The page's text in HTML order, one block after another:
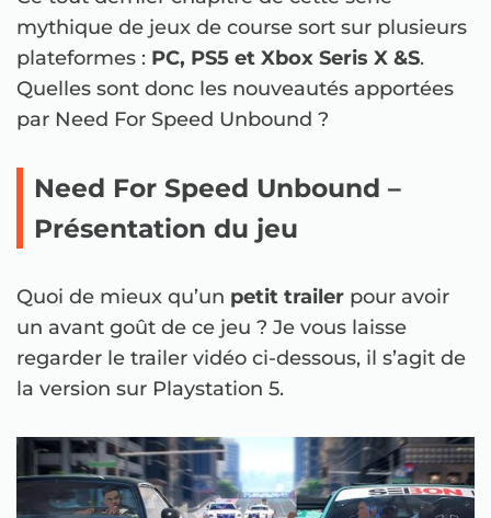
mythique de jeux de course sort sur plusieurs
plateformes : PC, PS5 et Xbox Seris X &S.
Quelles sont donc les nouveautés apportées
par Need For Speed Unbound ?
Need For Speed Unbound –
Présentation du jeu
Quoi de mieux qu’un petit trailer pour avoir
un avant goût de ce jeu ? Je vous laisse
regarder le trailer vidéo ci-dessous, il s’agit de
la version sur Playstation 5.